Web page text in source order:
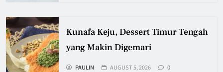
Kunafa Keju, Dessert Timur Tengah
yang Makin Digemari
PAULIN AUGUST 5, 2026 0